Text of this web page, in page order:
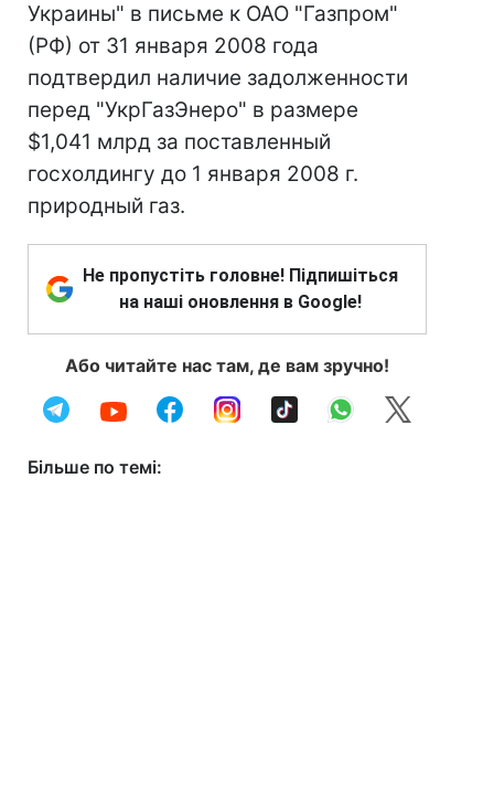
Украины" в письме к ОАО "Газпром"
(РФ) от 31 января 2008 года
подтвердил наличие задолженности
перед "УкрГазЭнеро" в размере
$1,041 млрд за поставленный
госхолдингу до 1 января 2008 г.
природный газ.
Не пропустіть головне! Підпишіться
на наші оновлення в Google!
Або читайте нас там, де вам зручно!
Більше по темі: